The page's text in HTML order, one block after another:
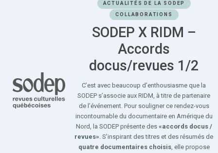
ACTUALITÉS DE LA SODEP
COLLABORATIONS
SODEP X RIDM –
Accords
docus/revues 1/2
C’est avec beaucoup d’enthousiasme que la
SODEP s’associe aux RIDM, à titre de partenaire
de l’événement. Pour souligner ce rendez-vous
incontournable du documentaire en Amérique du
Nord, la SODEP présente des «accords docus /
revues». S’inspirant des titres et des résumés de
quatre documentaires choisis, elle propose